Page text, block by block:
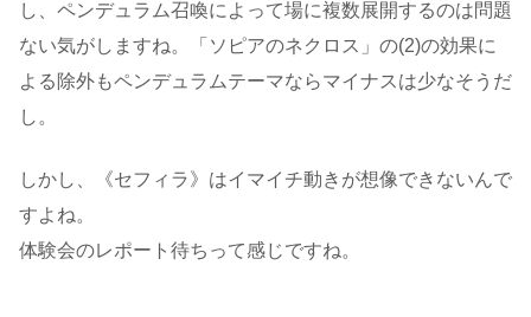
し、ペンデュラム召喚によって場に複数展開するのは問題
ない気がしますね。「ソピアのネクロス」の(2)の効果に
よる除外もペンデュラムテーマならマイナスは少なそうだ
し。
しかし、《セフィラ》はイマイチ動きが想像できないんで
すよね。
体験会のレポート待ちって感じですね。